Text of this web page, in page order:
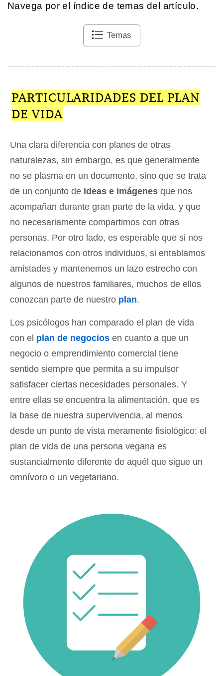
Navega por el índice de temas del artículo.
Temas
PARTICULARIDADES DEL PLAN
DE VIDA
Una clara diferencia con planes de otras
naturalezas, sin embargo, es que generalmente
no se plasma en un documento, sino que se trata
de un conjunto de ideas e imágenes que nos
acompañan durante gran parte de la vida, y que
no necesariamente compartimos con otras
personas. Por otro lado, es esperable que si nos
relacionamos con otros individuos, si entablamos
amistades y mantenemos un lazo estrecho con
algunos de nuestros familiares, muchos de ellos
conozcan parte de nuestro plan.
Los psicólogos han comparado el plan de vida
con el plan de negocios en cuanto a que un
negocio o emprendimiento comercial tiene
sentido siempre que permita a su impulsor
satisfacer ciertas necesidades personales. Y
entre ellas se encuentra la alimentación, que es
la base de nuestra supervivencia, al menos
desde un punto de vista meramente fisiológico: el
plan de vida de una persona vegana es
sustancialmente diferente de aquél que sigue un
omnívoro o un vegetariano.